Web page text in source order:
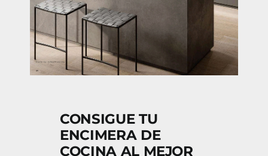
CONSIGUE TU
ENCIMERA DE
COCINA AL MEJOR